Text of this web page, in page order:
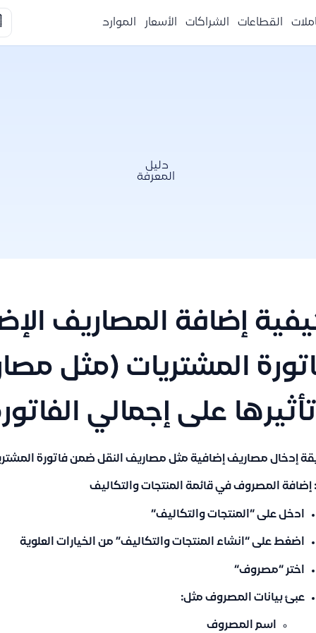
القطاعات الشراكات الأسعار الموارد
دليل
المعرفة
إضافة المصاريف
المشتريات (مثل
على إجمالي
إدخال مصاريف إضافية مثل مصاريف النقل ضمن فاتورة
إضافة المصروف في قائمة المنتجات والتكاليف
ادخل على “المنتجات والتكاليف“
اضغط على “انشاء المنتجات والتكاليف” من الخيارات العلوية
اختر “مصروف“
عبئبيانات المصروفمثل:
اسم المصروف